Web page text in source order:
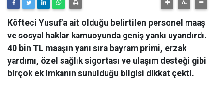
Köfteci Yusuf'a ait olduğu belirtilen personel maaş
ve sosyal haklar kamuoyunda geniş yankı uyandırdı.
40 bin TL maaşın yanı sıra bayram primi, erzak
yardımı, özel sağlık sigortası ve ulaşım desteği gibi
birçok ek imkanın sunulduğu bilgisi dikkat çekti.